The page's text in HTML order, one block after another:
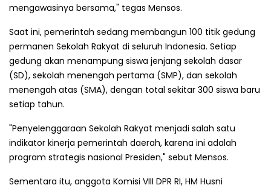
mengawasinya bersama," tegas Mensos.
Saat ini, pemerintah sedang membangun 100 titik gedung
permanen Sekolah Rakyat di seluruh Indonesia. Setiap
gedung akan menampung siswa jenjang sekolah dasar
(SD), sekolah menengah pertama (SMP), dan sekolah
menengah atas (SMA), dengan total sekitar 300 siswa baru
setiap tahun.
"Penyelenggaraan Sekolah Rakyat menjadi salah satu
indikator kinerja pemerintah daerah, karena ini adalah
program strategis nasional Presiden," sebut Mensos.
Sementara itu, anggota Komisi VIII DPR RI, HM Husni